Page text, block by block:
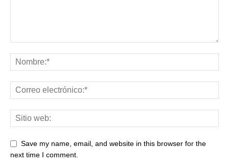
Save my name, email, and website in this browser for the
next time I comment.